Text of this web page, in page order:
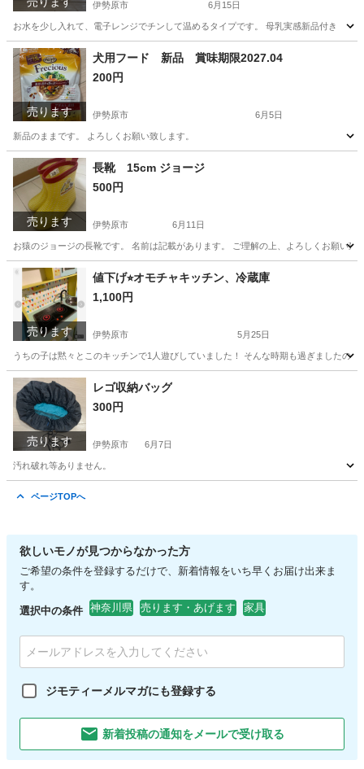
伊勢原市 6月15日
お水を少し入れて、電子レンジでチンして温めるタイプです。 母乳実感新品付き
神奈川 伊勢原市
売ります
犬用フード 新品 賞味期限2027.04
200円
伊勢原市 6月5日
新品のままです。 よろしくお願い致します。
神奈川 伊勢原市
売ります
長靴 15cm ジョージ
500円
伊勢原市 6月11日
お猿のジョージの長靴です。 名前は記載があります。 ご理解の上、よろしくお願い致
神奈川 伊勢原市 家具
売ります
値下げ⭐︎オモチャキッチン、冷蔵庫
1,100円
伊勢原市 5月25日
うちの子は黙々とこのキッチンで1人遊びしていました！ そんな時期も過ぎましたの
神奈川 伊勢原市 家具 ボタン
売ります
レゴ収納バッグ
300円
伊勢原市 6月7日
汚れ破れ等ありません。
ページTOPへ
欲しいモノが見つからなかった方
ご希望の条件を登録するだけで、新着情報をいち早くお届け出来ま
す。
選択中の条件 神奈川県 売ります・あげます 家具
ジモティーメルマガにも登録する
新着投稿の通知をメールで受け取る